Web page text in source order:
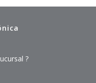
?